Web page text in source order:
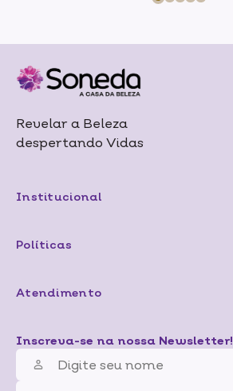
Revelar a Beleza
despertando Vidas
Institucional
Políticas
Atendimento
Inscreva-se na nossa Newsletter!